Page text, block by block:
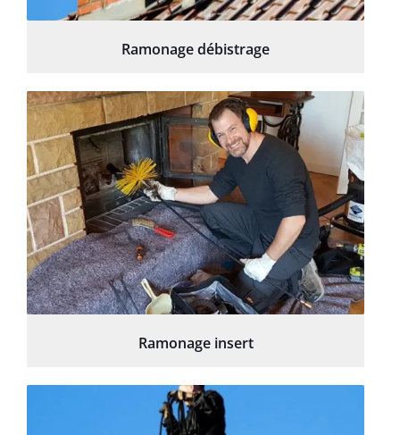
Ramonage débistrage
Ramonage insert